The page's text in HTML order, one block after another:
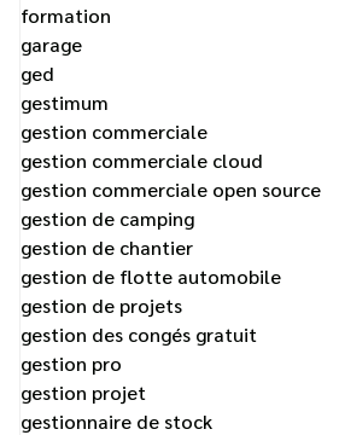
formation
garage
ged
gestimum
gestion commerciale
gestion commerciale cloud
gestion commerciale open source
gestion de camping
gestion de chantier
gestion de flotte automobile
gestion de projets
gestion des congés gratuit
gestion pro
gestion projet
gestionnaire de stock